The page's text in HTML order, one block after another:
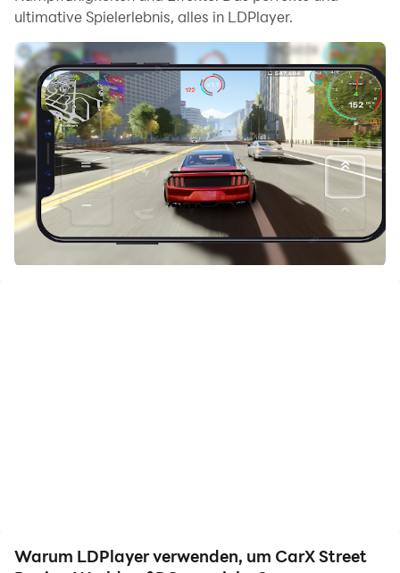
Gamepad-Erkennung Ihnen helfen, die Steuerung mit
nur wenigen einfachen Klicks anzupassen und ein
intensiveres und realistischeres Rennerlebnis zu
genießen.
Mit Unterstützung von hohen Bildraten werden die
vielfältigen Streckendesigns im Spiel sowie die reichen
Funktionen und Umgebungsänderungen realistischer
und genauer.
Gleichzeitig ermöglicht Ihnen die
Videorekorderfunktion, alle Rennen und spannenden
In diesem CarX Street-Spiel dreht sich alles um Street-
X-Autorennen. Rennen mit hohen Geschwindigkeiten
ultimative Spielerlebnis, alles in LDPlayer.
Warum LDPlayer verwenden, um CarX Street